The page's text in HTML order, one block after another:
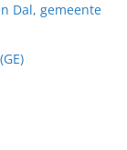
Dal, gemeente